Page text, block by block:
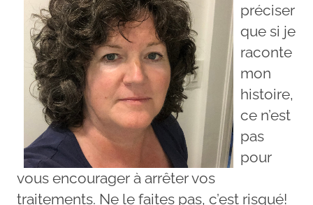
préciser
que si je
raconte
mon
histoire,
ce n’est
pas
pour
vous encourager à arrêter vos
traitements. Ne le faites pas, c’est risqué!